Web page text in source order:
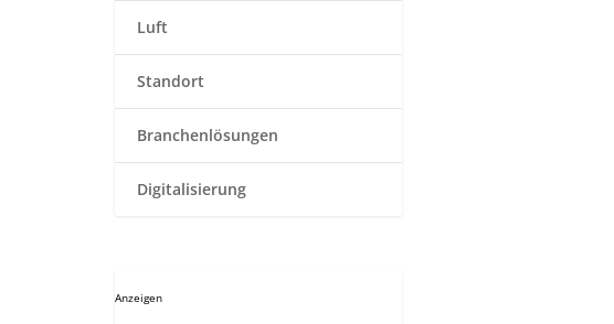
Luft
Standort
Branchenlösungen
Digitalisierung
Anzeigen